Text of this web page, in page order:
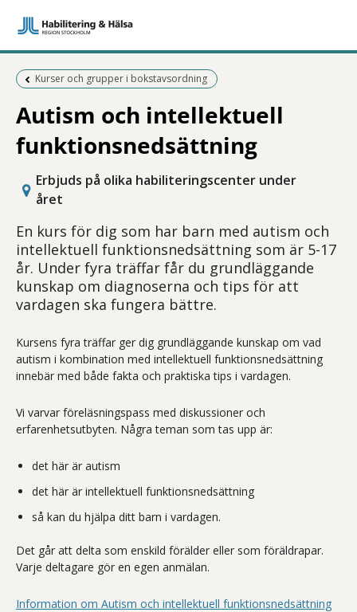
Föregående sida:
Kurser och grupper i bokstavsordning
Autism och intellektuell
funktionsnedsättning
Erbjuds på olika habiliteringscenter under
året
En kurs för dig som har barn med autism och
intellektuell funktionsnedsättning som är 5-17
år. Under fyra träffar får du grundläggande
kunskap om diagnoserna och tips för att
vardagen ska fungera bättre.
Kursens fyra träffar ger dig grundläggande kunskap om vad
autism i kombination med intellektuell funktionsnedsättning
innebär med både fakta och praktiska tips i vardagen.
Vi varvar föreläsningspass med diskussioner och
erfarenhetsutbyten. Några teman som tas upp är:
det här är autism
det här är intellektuell funktionsnedsättning
så kan du hjälpa ditt barn i vardagen.
Det går att delta som enskild förälder eller som föräldrapar.
Varje deltagare gör en egen anmälan.
Information om Autism och intellektuell funktionsnedsättning